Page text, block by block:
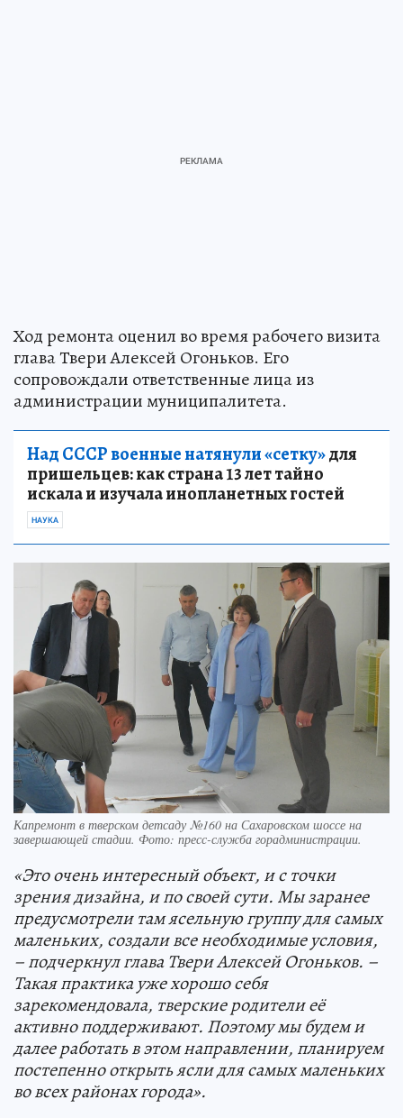
Ход ремонта оценил во время рабочего визита
глава Твери Алексей Огоньков. Его
сопровождали ответственные лица из
администрации муниципалитета.
Над СССР военные натянули «сетку»для
пришельцев: как страна 13 лет тайно
искала и изучала инопланетных гостей
НАУКА
Капремонт в тверском детсаду №160 на Сахаровском шоссе на
завершающей стадии. Фото: пресс-служба горадминистрации.
«Это очень интересный объект, и с точки
зрения дизайна, и по своей сути. Мы заранее
предусмотрели там ясельную группу для самых
маленьких, создали все необходимые условия,
– подчеркнул глава Твери Алексей Огоньков. –
Такая практика уже хорошо себя
зарекомендовала, тверские родители её
активно поддерживают. Поэтому мы будем и
далее работать в этом направлении, планируем
постепенно открыть ясли для самых маленьких
во всех районах города».